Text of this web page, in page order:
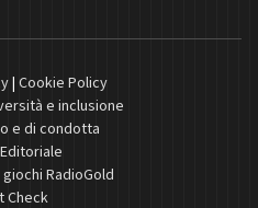
| Cookie Policy
e inclusione
e di condotta
RadioGold
Check